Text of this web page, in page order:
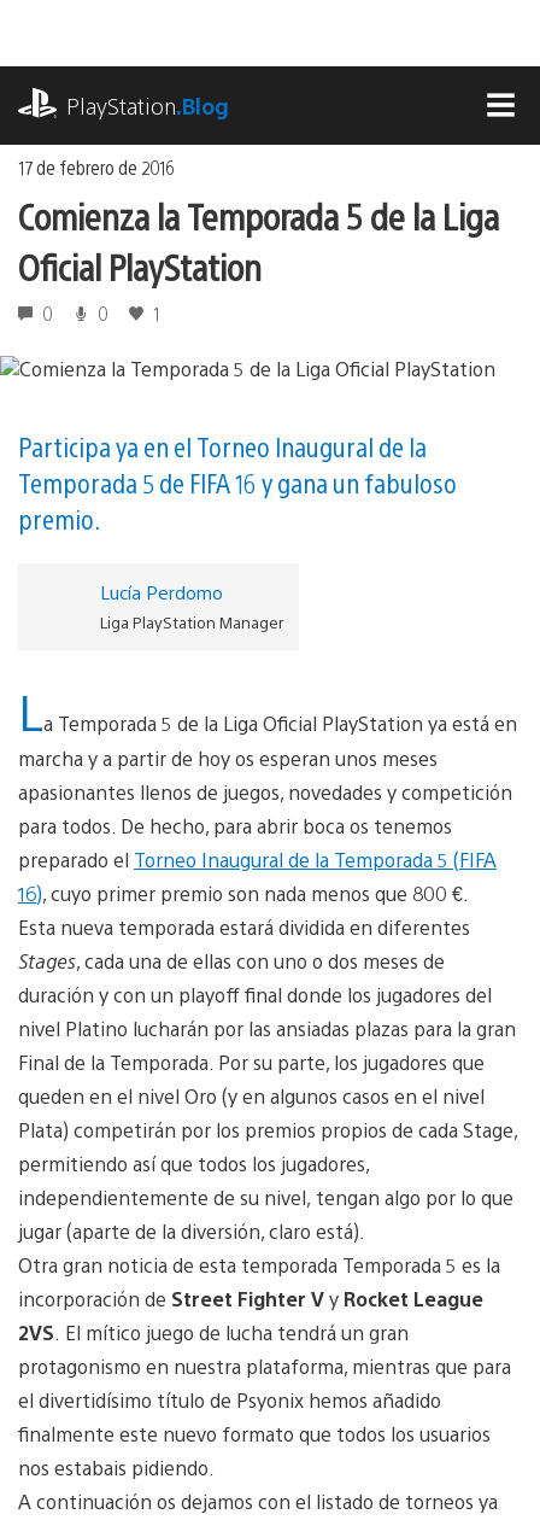
contenido
PlayStation.Blog
17 de febrero de 2016
Comienza la Temporada 5 de la Liga
Oficial PlayStation
0 0 1
Participa ya en el Torneo Inaugural de la
Temporada 5 de FIFA 16 y gana un fabuloso
premio.
Lucía Perdomo
Liga PlayStation Manager
La Temporada 5 de la Liga Oficial PlayStation ya está en
marcha y a partir de hoy os esperan unos meses
apasionantes llenos de juegos, novedades y competición
para todos. De hecho, para abrir boca os tenemos
preparado el Torneo Inaugural de la Temporada 5 (FIFA
16), cuyo primer premio son nada menos que 800 €.
Esta nueva temporada estará dividida en diferentes
Stages, cada una de ellas con uno o dos meses de
duración y con un playoff final donde los jugadores del
nivel Platino lucharán por las ansiadas plazas para la gran
Final de la Temporada. Por su parte, los jugadores que
queden en el nivel Oro (y en algunos casos en el nivel
Plata) competirán por los premios propios de cada Stage,
permitiendo así que todos los jugadores,
independientemente de su nivel, tengan algo por lo que
jugar (aparte de la diversión, claro está).
Otra gran noticia de esta temporada Temporada 5 es la
incorporación de Street Fighter Vy Rocket League
2VS . El mítico juego de lucha tendrá un gran
protagonismo en nuestra plataforma, mientras que para
el divertidísimo título de Psyonix hemos añadido
finalmente este nuevo formato que todos los usuarios
nos estabais pidiendo.
A continuación os dejamos con el listado de torneos ya